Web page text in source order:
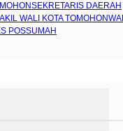
SEKRETARIS DAERAH
WALI KOTA TOMOHON
POSSUMAH